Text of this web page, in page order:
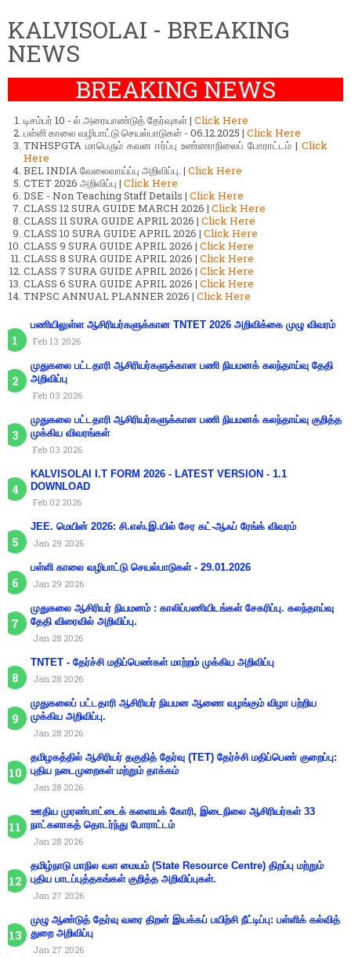
KALVISOLAI - BREAKING
NEWS
BREAKING NEWS
டிசம்பர் 10 - ல் அரையாண்டுத் தேர்வுகள் | Click Here
பள்ளி காலை வழிபாட்டு செயல்பாடுகள் - 06.12.2025 | Click Here
TNHSPGTA மாபெரும் கவன ஈர்ப்பு உண்ணாநிலைப் போராட்டம் | Click
Here
BEL INDIA வேலைவாய்ப்பு அறிவிப்பு. | Click Here
CTET 2026 அறிவிப்பு | Click Here
DSE - Non Teaching Staff Details | Click Here
CLASS 12 SURA GUIDE MARCH 2026 | Click Here
CLASS 11 SURA GUIDE APRIL 2026 | Click Here
CLASS 10 SURA GUIDE APRIL 2026 | Click Here
CLASS 9 SURA GUIDE APRIL 2026 | Click Here
CLASS 8 SURA GUIDE APRIL 2026 | Click Here
CLASS 7 SURA GUIDE APRIL 2026 | Click Here
CLASS 6 SURA GUIDE APRIL 2026 | Click Here
TNPSC ANNUAL PLANNER 2026 | Click Here
பணியிலுள்ள ஆசிரியர்களுக்கான TNTET 2026 அறிவிக்கை முழு விவரம்
Feb 13 2026
முதுகலை பட்டதாரி ஆசிரியர்களுக்கான பணி நியமனக் கலந்தாய்வு தேதி
அறிவிப்பு
Feb 03 2026
முதுகலை பட்டதாரி ஆசிரியர்களுக்கான பணி நியமனக் கலந்தாய்வு குறித்த
முக்கிய விவரங்கள்
Feb 03 2026
KALVISOLAI I.T FORM 2026 - LATEST VERSION - 1.1
DOWNLOAD
Feb 02 2026
JEE. மெயின் 2026: சி.எஸ்.இ.யில் சேர கட்-ஆஃப் ரேங்க் விவரம்
Jan 29 2026
பள்ளி காலை வழிபாட்டு செயல்பாடுகள் - 29.01.2026
Jan 29 2026
முதுகலை ஆசிரியர் நியமனம் : காலிப்பணியிடங்கள் சேகரிப்பு. கலந்தாய்வு
தேதி விரைவில் அறிவிப்பு.
Jan 28 2026
TNTET - தேர்ச்சி மதிப்பெண்கள் மாற்றம் முக்கிய அறிவிப்பு
Jan 28 2026
முதுகலைப் பட்டதாரி ஆசிரியர் நியமன ஆணை வழங்கும் விழா பற்றிய
முக்கிய அறிவிப்பு.
Jan 28 2026
தமிழகத்தில் ஆசிரியர் தகுதித் தேர்வு (TET) தேர்ச்சி மதிப்பெண் குறைப்பு:
புதிய நடைமுறைகள் மற்றும் தாக்கம்
Jan 28 2026
ஊதிய முரண்பாட்டைக் களையக் கோரி, இடைநிலை ஆசிரியர்கள் 33
நாட்களாகத் தொடர்ந்து போராட்டம்
Jan 28 2026
தமிழ்நாடு மாநில வள மையம் (State Resource Centre) திறப்பு மற்றும்
புதிய பாடப்புத்தகங்கள் குறித்த அறிவிப்புகள்.
Jan 27 2026
முழு ஆண்டுத் தேர்வு வரை திறன் இயக்கப் பயிற்சி நீட்டிப்பு: பள்ளிக் கல்வித்
துறை அறிவிப்பு
Jan 27 2026